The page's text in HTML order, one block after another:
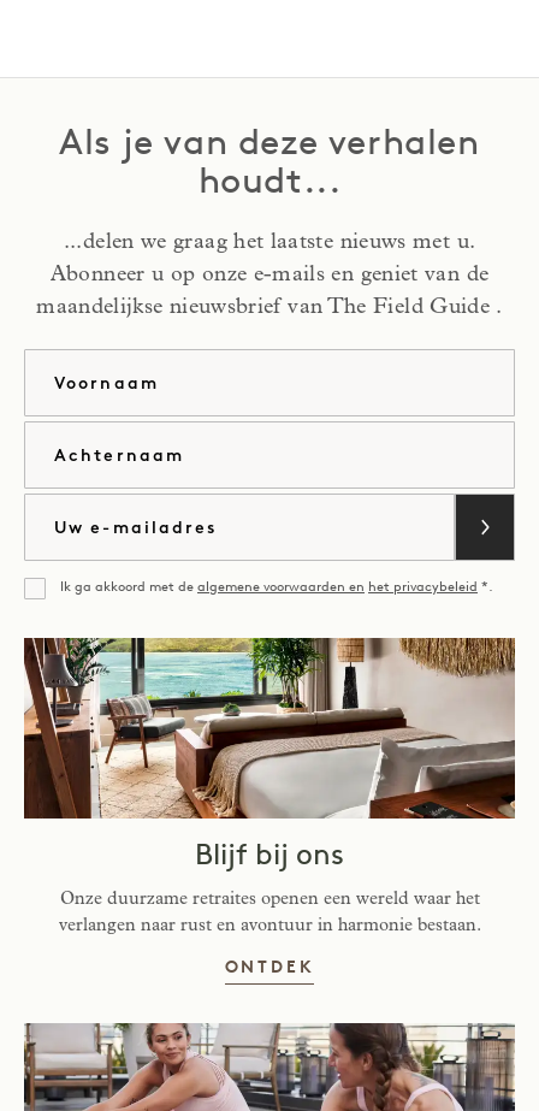
Als je van deze verhalen
houdt...
...delen we graag het laatste nieuws met u.
Abonneer u op onze e-mails en geniet van de
maandelijkse nieuwsbrief van The Field Guide .
Mee eens
Ik ga akkoord met de algemene voorwaarden en het privacybeleid *.
Blijf bij ons
Onze duurzame retraites openen een wereld waar het
verlangen naar rust en avontuur in harmonie bestaan.
ONTDEK